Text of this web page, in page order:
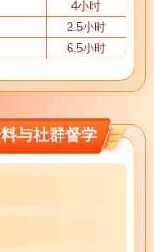
4小时
2.5小时
6.5小时
与社群督学